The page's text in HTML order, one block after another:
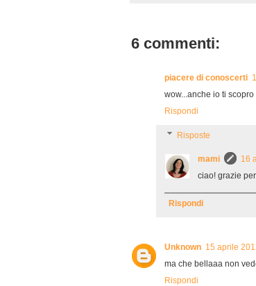
6 commenti:
piacere di conoscerti
wow...anche io ti
Rispondi
Risposte
mami
16
ciao! grazie
Rispondi
Unknown 15 aprile
ma che bellaaa non
Rispondi